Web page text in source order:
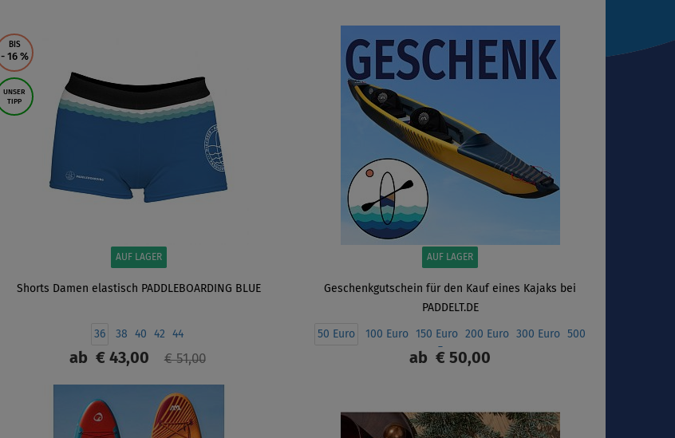
BIS
- 16 %
UNSER
TIPP
AUF LAGER
Shorts Damen elastisch PADDLEBOARDING BLUE
36 38 40 42 44
ab€ 43,00 € 51,00
ANZEIGEN
AUF LAGER
Geschenkgutschein für den Kauf eines Kajaks bei
PADDELT.DE
50 Euro 100 Euro 150 Euro 200 Euro 300 Euro
500
Euro
ab € 50,00